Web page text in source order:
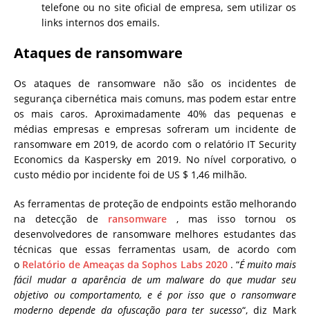
telefone ou no site oficial de empresa, sem utilizar os
links internos dos emails.
Ataques de ransomware
Os ataques de ransomware não são os incidentes de
segurança cibernética mais comuns, mas podem estar entre
os mais caros. Aproximadamente 40% das pequenas e
médias empresas e empresas sofreram um incidente de
ransomware em 2019, de acordo com o relatório IT Security
Economics da Kaspersky em 2019. No nível corporativo, o
custo médio por incidente foi de US $ 1,46 milhão.
As ferramentas de proteção de endpoints estão melhorando
na detecção de ransomware , mas isso tornou os
desenvolvedores de ransomware melhores estudantes das
técnicas que essas ferramentas usam, de acordo com
o Relatório de Ameaças daSophos Labs 2020. “É muito mais
fácil mudar a aparência de um malware do que mudar seu
objetivo ou comportamento, e é por isso que o ransomware
moderno depende da ofuscação para ter sucesso“, diz Mark